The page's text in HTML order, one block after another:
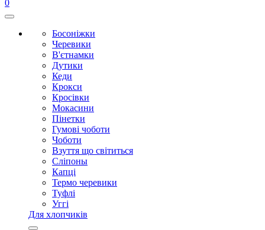
0
Босоніжки
Черевики
В'єтнамки
Дутики
Кеди
Крокси
Кросівки
Мокасини
Пінетки
Гумові чоботи
Чоботи
Взуття що світиться
Сліпоны
Капці
Термо черевики
Туфлі
Уггі
Для хлопчиків